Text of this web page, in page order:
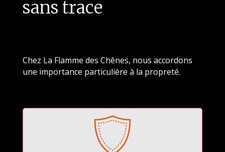
sans trace
Chez La Flamme des Chênes, nous accordons
une importance particulière à la propreté.